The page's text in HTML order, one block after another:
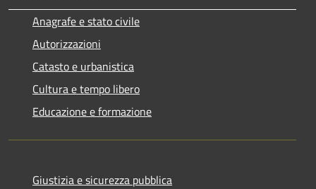
Anagrafe e stato civile
Autorizzazioni
Catasto e urbanistica
Cultura e tempo libero
Educazione e formazione
Giustizia e sicurezza pubblica